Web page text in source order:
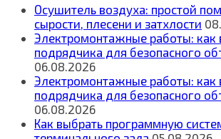
Осушитель воздуха: простой
сырости, плесени и затхлости
Электромонтажные работы: как
подрядчика для безопасного
06.08.2026
Электромонтажные работы: как
подрядчика для безопасного
06.08.2026
Как выбрать программную